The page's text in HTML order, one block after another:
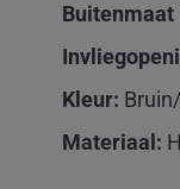
Buitenmaat
Kleur:
Materiaal: